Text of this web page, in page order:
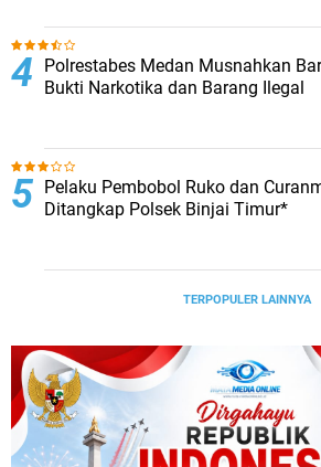
Polrestabes Medan Musnahkan
Bukti Narkotika dan Barang Ilegal
Pelaku Pembobol Ruko dan
Ditangkap Polsek Binjai Timur*
TERPOPULER LAINNYA